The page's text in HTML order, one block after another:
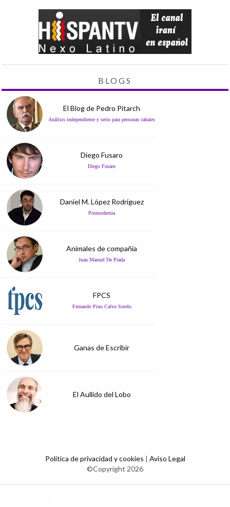
BLOGS
El Blog de Pedro Pitarch
Análisis independiente y serio para personas cabales
Diego Fusaro
Diego Fusaro
Daniel M. López Rodríguez
Posmodernia
Animales de compañía
Juan Manuel De Prada
FPCS
Fernando Pino Calvo Sotelo
Ganas de Escribir
El Aullido del Lobo
Política de privacidad y cookies | Aviso Legal
©Copyright 2026